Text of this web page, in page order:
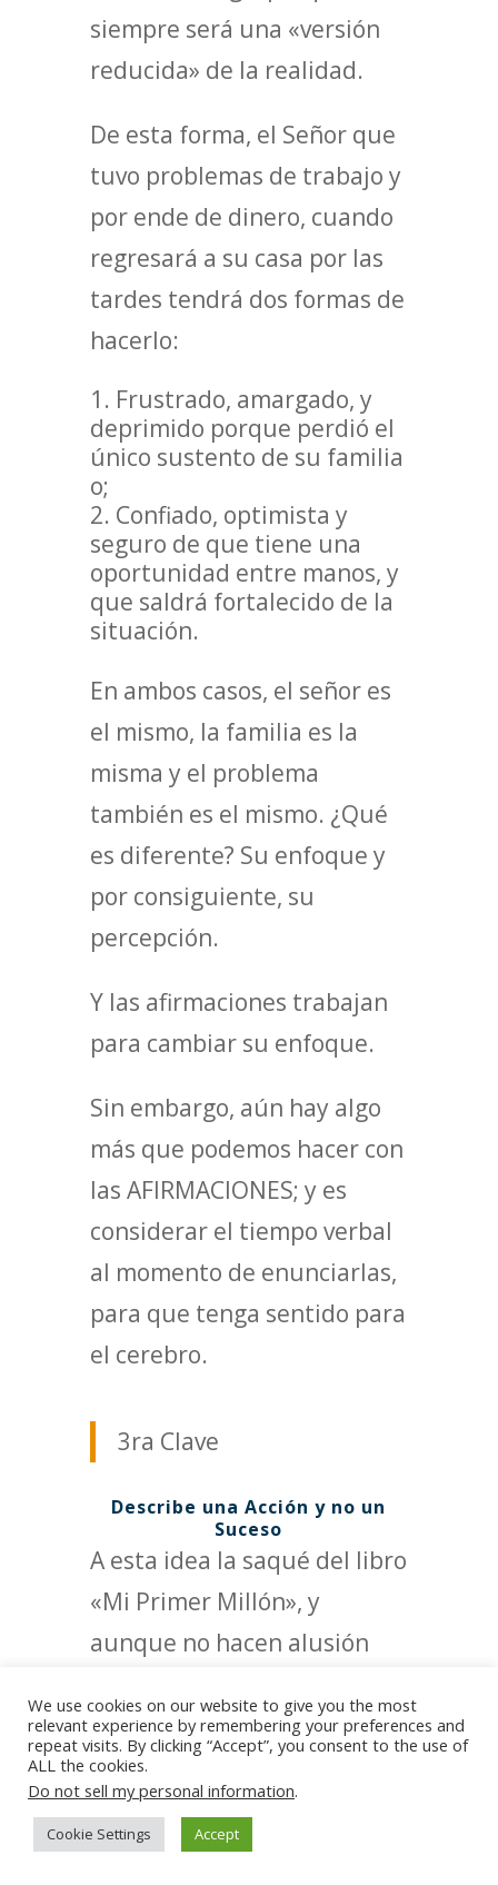
siempre será una «versión
reducida» de la realidad.
De esta forma, el Señor que
tuvo problemas de trabajo y
por ende de dinero, cuando
regresará a su casa por las
tardes tendrá dos formas de
hacerlo:
Frustrado, amargado, y
deprimido porque perdió el
único sustento de su familia
o;
Confiado, optimista y
seguro de que tiene una
oportunidad entre manos, y
que saldrá fortalecido de la
situación.
En ambos casos, el señor es
el mismo, la familia es la
misma y el problema
también es el mismo. ¿Qué
es diferente? Su enfoque y
por consiguiente, su
percepción.
Y las afirmaciones trabajan
para cambiar su enfoque.
Sin embargo, aún hay algo
más que podemos hacer con
las AFIRMACIONES; y es
considerar el tiempo verbal
al momento de enunciarlas,
para que tenga sentido para
el cerebro.
3ra Clave
Describe una Acción y no un
Suceso
A esta idea la saqué del libro
«Mi Primer Millón», y
aunque no hacen alusión
la tienen muy en cuenta. Los
autores
Godefroy
Poissant(Canadá) también
desarrollan el tema de las
We use cookies on our website to give you the most
relevant experience by remembering your preferences and
repeat visits. By clicking “Accept”, you consent to the use of
ALL the cookies.
Do not sell my personal information.
Cookie Settings Accept